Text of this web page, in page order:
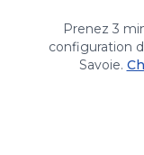
Prenez 3
configuration
Savoie.